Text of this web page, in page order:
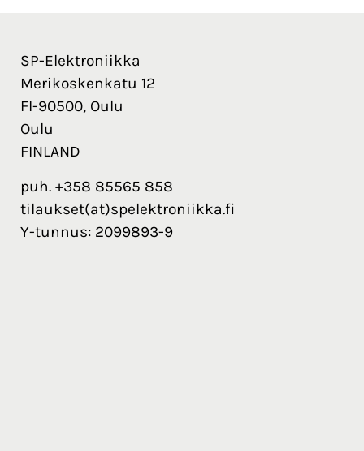
SP-Elektroniikka
Merikoskenkatu 12
FI-90500, Oulu
Oulu
FINLAND
puh. +358 85565 858
tilaukset(at)spelektroniikka.fi
Y-tunnus: 2099893-9